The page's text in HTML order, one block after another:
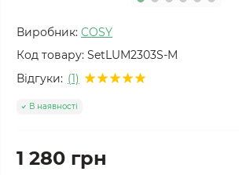
Виробник: COSY
Код товару: SetLUM2303S-M
Відгуки: (1)
В наявності
1 280 грн